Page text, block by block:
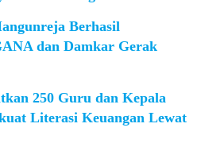
Berhasil
dan Damkar Gerak
250 Guru dan Kepala
Literasi Keuangan Lewat